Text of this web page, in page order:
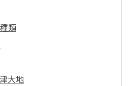
類
大地